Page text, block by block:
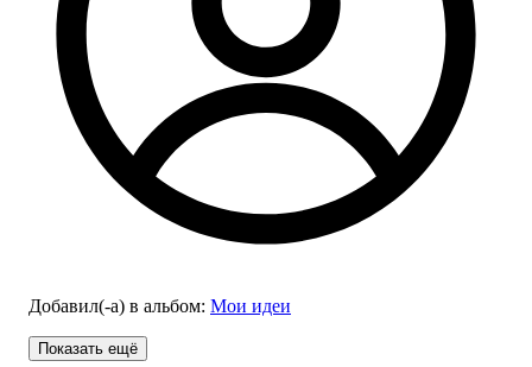
Добавил(-а) в альбом: Мои идеи
Показать ещё